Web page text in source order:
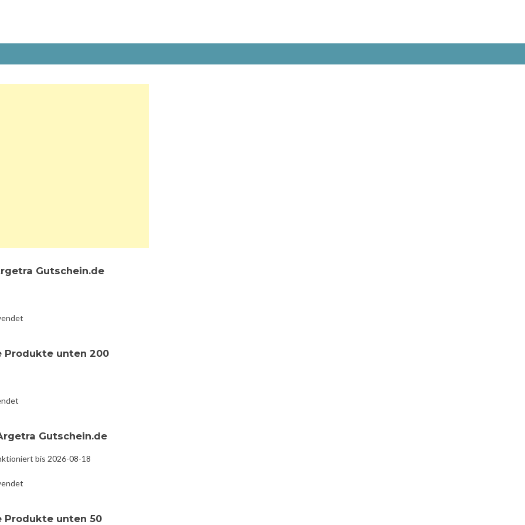
Gutschein.de
Produkte unten 200
Gutschein.de
bis 2026-08-18
Produkte unten 50